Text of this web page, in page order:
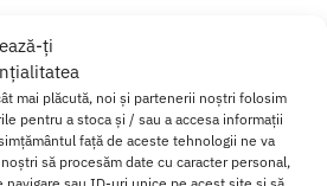
ți
mai plăcută, noi și partenerii noștri folosim
pentru a stoca și / sau a accesa informații
față de aceste tehnologii ne va
să procesăm date cu caracter personal,
care să se potrivească cu selecția